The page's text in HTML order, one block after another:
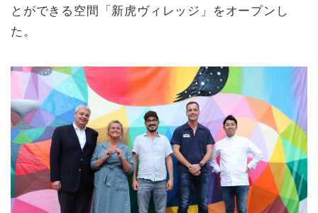
とができる空間「新虎ヴィレッジ」をオープンし
た。